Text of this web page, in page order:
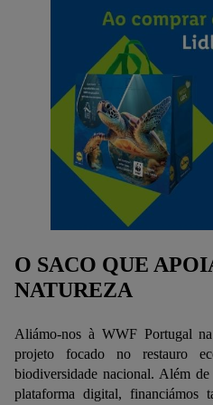
O SACO QUE
NATUREZA
Aliámo-nos à WWF Portugal
projeto focado no restauro
biodiversidade nacional. Além
plataforma digital, financiámos